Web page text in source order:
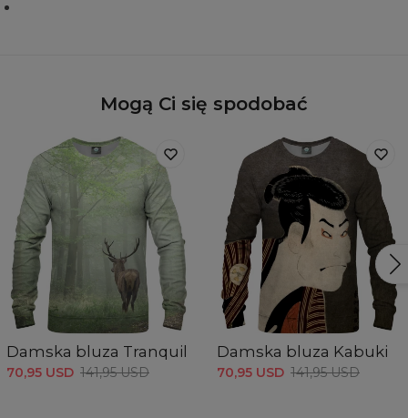
Mogą Ci się spodobać
Damska bluza Tranquil
70,95 USD 141,95 USD
Damska bluza Kabuki
70,95 USD 141,95 USD